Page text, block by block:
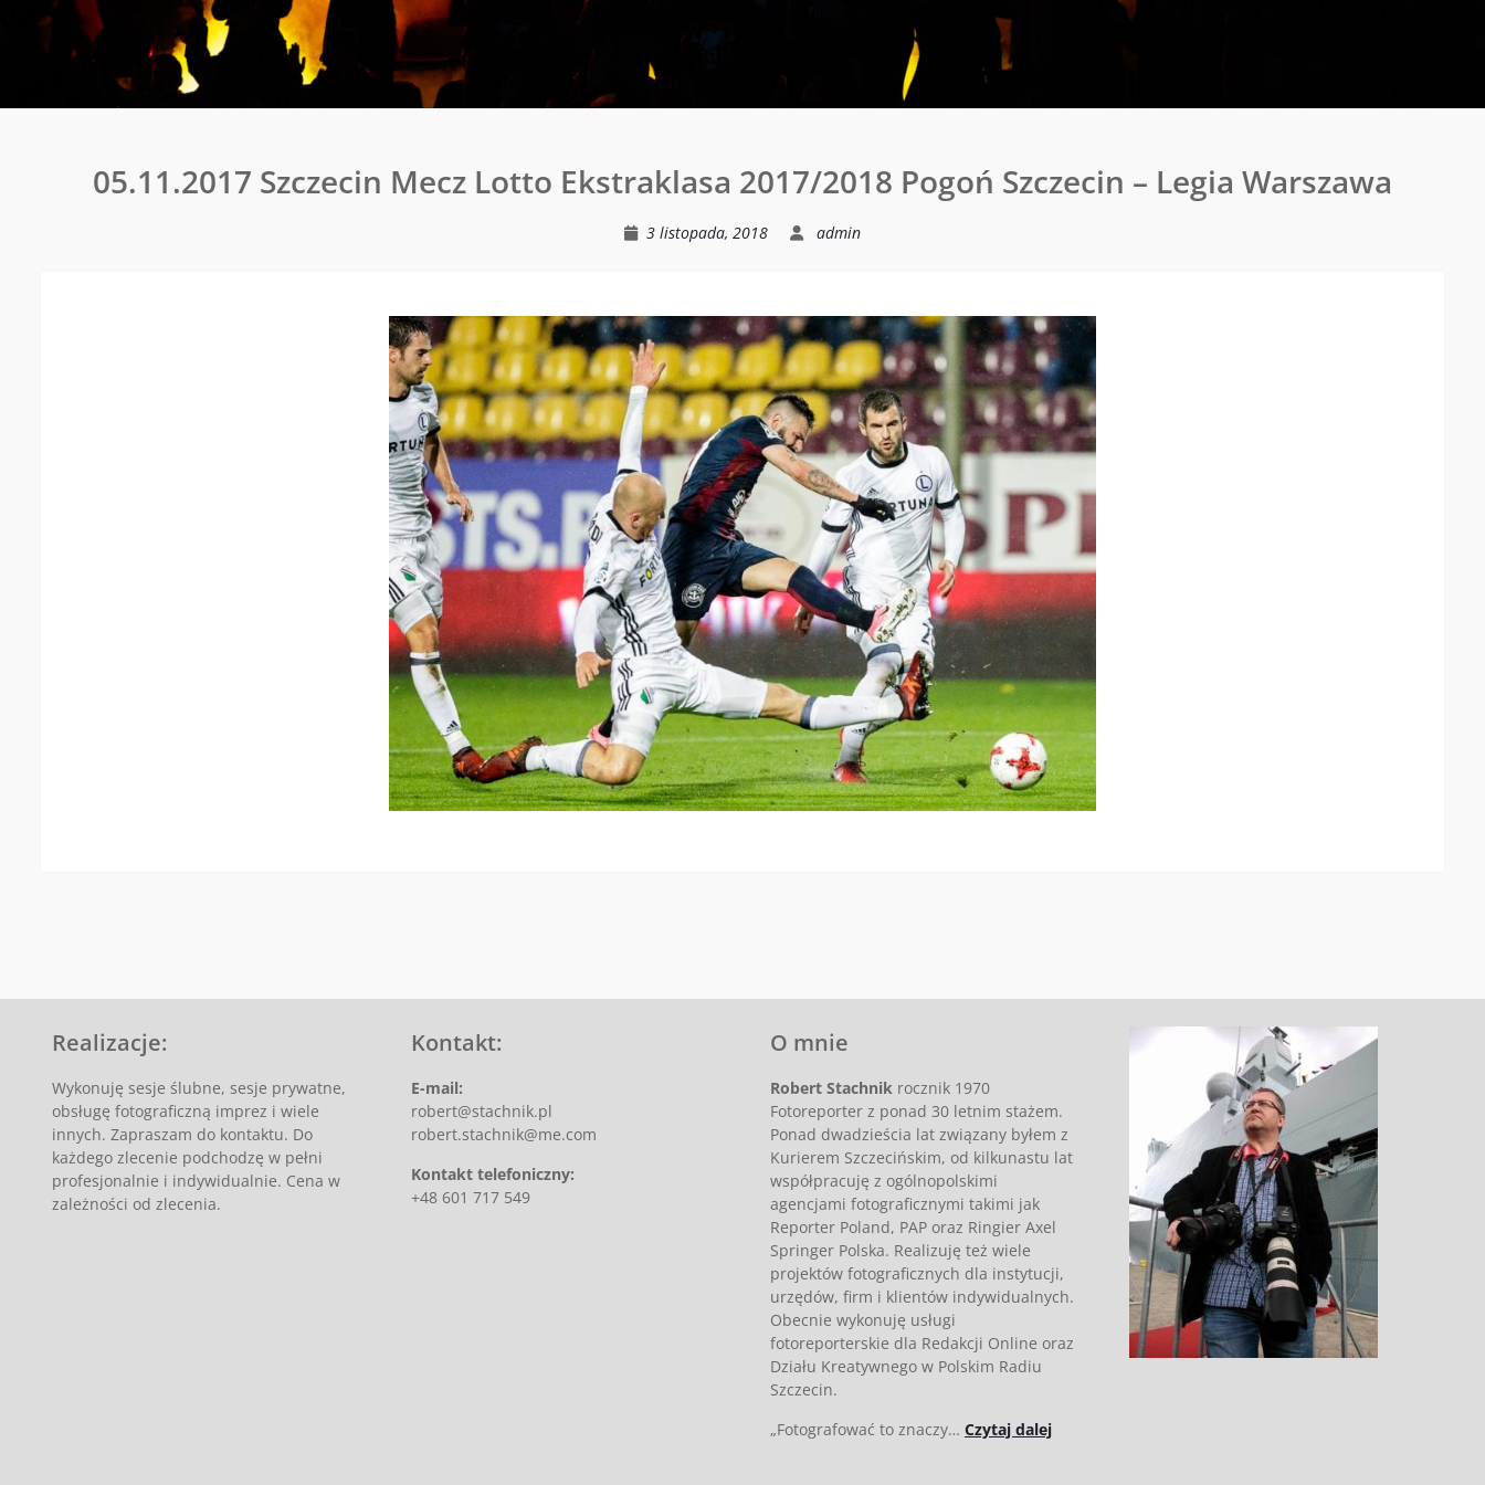
Zimowy
klimat05.11.2017 Szczecin Mecz Lotto Ekstraklasa 2017/2018 Pogoń Szczecin – Legia Warszawa
3 listopada, 2018 admin
Realizacje:
Wykonuję sesje ślubne, sesje prywatne,
obsługę fotograficzną imprez i wiele
innych. Zapraszam do kontaktu. Do
każdego zlecenie podchodzę w pełni
profesjonalnie i indywidualnie. Cena w
zależności od zlecenia.
Kontakt:
E-mail:
robert@stachnik.pl
robert.stachnik@me.com
Kontakt telefoniczny:
+48 601 717 549
O mnie
Robert Stachnik rocznik 1970
Fotoreporter z ponad 30 letnim stażem.
Ponad dwadzieścia lat związany byłem z
Kurierem Szczecińskim, od kilkunastu lat
współpracuję z ogólnopolskimi
agencjami fotograficznymi takimi jak
Reporter Poland, PAP oraz Ringier Axel
Springer Polska. Realizuję też wiele
projektów fotograficznych dla instytucji,
urzędów, firm i klientów indywidualnych.
Obecnie wykonuję usługi
fotoreporterskie dla Redakcji Online oraz
Działu Kreatywnego w Polskim Radiu
Szczecin.
„Fotografować to znaczy… Czytaj dalej